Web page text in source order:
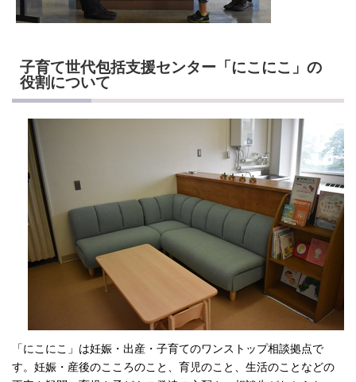
子育て世代包括支援センター「にこにこ」の
役割について
「にこにこ」は妊娠・出産・子育てのワンストップ相談拠点で
す。妊娠・産後のこころのこと、育児のこと、生活のことなどの